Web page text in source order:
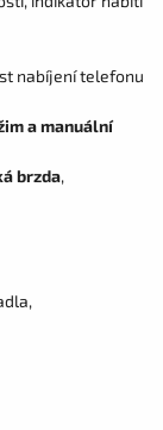
nabíjení telefonu
a manuální
brzda,